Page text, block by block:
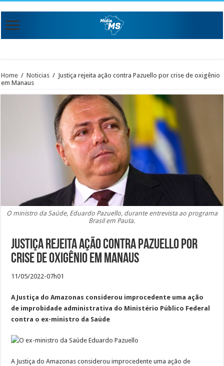
Home / Noticias / Justiça rejeita ação contra Pazuello por crise de oxigênio
em Manaus
O ministro da Saúde, Eduardo Pazuello, durante entrevista ao programa
Brasil em Pauta.
Justiça rejeita ação contra Pazuello por
crise de oxigênio em Manaus
11/05/2022-07h01
A Justiça do Amazonas considerou improcedente uma ação
de improbidade administrativa do Ministério Público Federal
contra o ex-ministro da Saúde
A Justiça do Amazonas considerou improcedente uma ação de